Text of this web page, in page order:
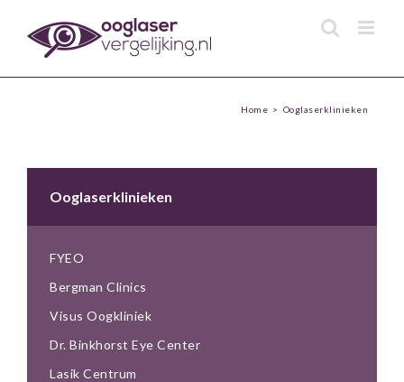
content
Home > Ooglaserklinieken
Ooglaserklinieken
FYEO
Bergman Clinics
Visus Oogkliniek
Dr. Binkhorst Eye Center
Lasik Centrum